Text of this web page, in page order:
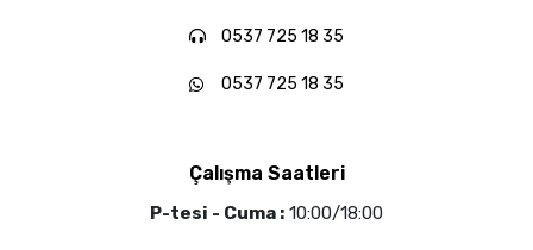
0537 725 18 35
0537 725 18 35
Çalışma Saatleri
P-tesi - Cuma : 10:00/18:00